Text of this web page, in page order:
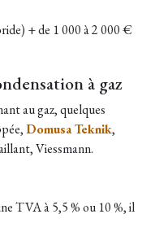
+ de 1 000 à 2 000 €
à gaz
au gaz, quelques
Domusa Teknik,
Viessmann.
TVA à 5,5 % ou 10 %, il